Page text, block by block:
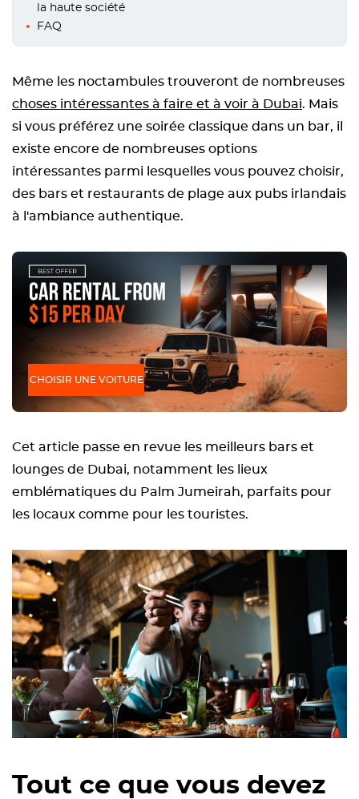
la haute société
FAQ
Même les noctambules trouveront de nombreuses
choses intéressantes à faire et à voir à Dubai. Mais
si vous préférez une soirée classique dans un bar, il
existe encore de nombreuses options
intéressantes parmi lesquelles vous pouvez choisir,
des bars et restaurants de plage aux pubs irlandais
à l'ambiance authentique.
CHOISIR UNE VOITURE
Cet article passe en revue les meilleurs bars et
lounges de Dubai, notamment les lieux
emblématiques du Palm Jumeirah, parfaits pour
les locaux comme pour les touristes.
Tout ce que vous devez